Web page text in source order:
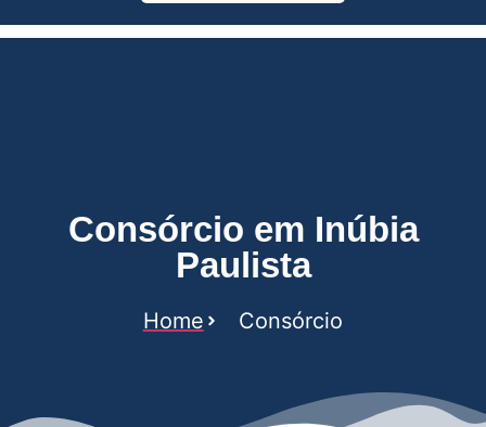
Consórcio em Inúbia
Paulista
Home Consórcio